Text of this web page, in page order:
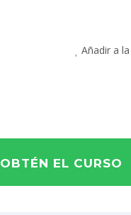
Añadir a
OBTÉN EL CURSO